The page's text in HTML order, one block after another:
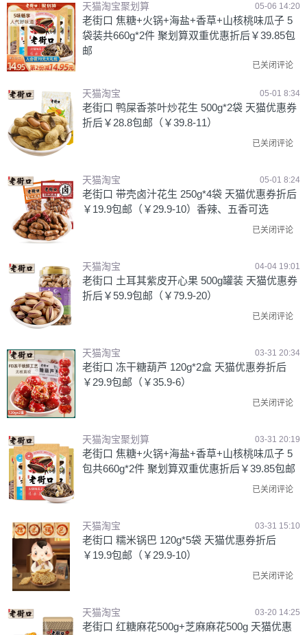
天猫淘宝聚划算 05-06 14:20
老街口 焦糖+火锅+海盐+香草+山核桃味瓜子 5
袋装共660g*2件 聚划算双重优惠折后￥39.85包
邮
已关闭评论
天猫淘宝 05-01 8:34
老街口 鸭屎香茶叶炒花生 500g*2袋 天猫优惠券
折后￥28.8包邮（￥39.8-11）
已关闭评论
天猫淘宝 05-01 8:24
老街口 带壳卤汁花生 250g*4袋 天猫优惠券折后
￥19.9包邮（￥29.9-10）香辣、五香可选
已关闭评论
天猫淘宝 04-04 19:01
老街口 土耳其紫皮开心果 500g罐装 天猫优惠券
折后￥59.9包邮（￥79.9-20）
已关闭评论
天猫淘宝 03-31 20:34
老街口 冻干糖葫芦 120g*2盒 天猫优惠券折后
￥29.9包邮（￥35.9-6）
已关闭评论
天猫淘宝聚划算 03-31 20:19
老街口 焦糖+火锅+海盐+香草+山核桃味瓜子 5
包共660g*2件 聚划算双重优惠折后￥39.85包邮
已关闭评论
天猫淘宝 03-31 15:10
老街口 糯米锅巴 120g*5袋 天猫优惠券折后
￥19.9包邮（￥29.9-10）
已关闭评论
天猫淘宝 03-20 14:25
老街口 红糖麻花500g+芝麻麻花500g 天猫优惠